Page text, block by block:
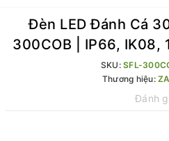
Đèn LED Đánh Cá
300COB | IP66, IK08,
SKU:SFL-
Thương hiệu:
Đánh